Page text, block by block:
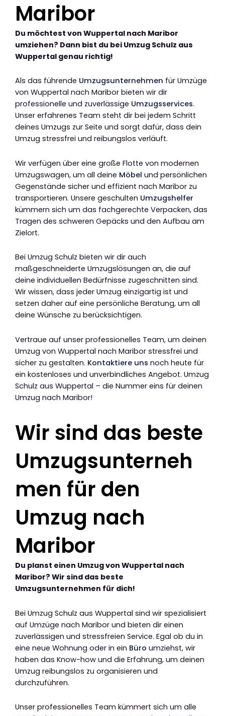
Maribor
Du möchtest von Wuppertal nach Maribor
umziehen? Dann bist du bei Umzug Schulz aus
Wuppertal genau richtig!
Als das führende Umzugsunternehmen für Umzüge
von Wuppertal nach Maribor bieten wir dir
professionelle und zuverlässige Umzugsservices.
Unser erfahrenes Team steht dir bei jedem Schritt
deines Umzugs zur Seite und sorgt dafür, dass dein
Umzug stressfrei und reibungslos verläuft.
Wir verfügen über eine große Flotte von modernen
Umzugswagen, um all deine Möbel und persönlichen
Gegenstände sicher und effizient nach Maribor zu
transportieren. Unsere geschulten Umzugshelfer
kümmern sich um das fachgerechte Verpacken, das
Tragen des schweren Gepäcks und den Aufbau am
Zielort.
Bei Umzug Schulz bieten wir dir auch
maßgeschneiderte Umzugslösungen an, die auf
deine individuellen Bedürfnisse zugeschnitten sind.
Wir wissen, dass jeder Umzug einzigartig ist und
setzen daher auf eine persönliche Beratung, um all
deine Wünsche zu berücksichtigen.
Vertraue auf unser professionelles Team, um deinen
Umzug von Wuppertal nach Maribor stressfrei und
sicher zu gestalten. Kontaktiere uns noch heute für
ein kostenloses und unverbindliches Angebot. Umzug
Schulz aus Wuppertal – die Nummer eins für deinen
Umzug nach Maribor!
Wir sind das beste
Umzugsunterneh
men für den
Umzug nach
Maribor
Du planst einen Umzug von Wuppertal nach
Maribor? Wir sind das beste
Umzugsunternehmen für dich!
Bei Umzug Schulz aus Wuppertal sind wir spezialisiert
auf Umzüge nach Maribor und bieten dir einen
zuverlässigen und stressfreien Service. Egal ob du in
eine neue Wohnung oder in ein Büro umziehst, wir
haben das Know-how und die Erfahrung, um deinen
Umzug reibungslos zu organisieren und
durchzuführen.
Unser professionelles Team kümmert sich um alle